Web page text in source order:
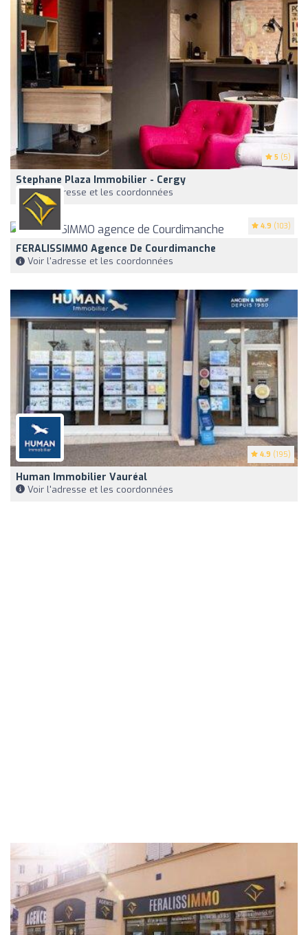
5 (5)
Stephane Plaza Immobilier - Cergy
Voir l'adresse et les coordonnées
4.9 (103)
FERALISSIMMO Agence De Courdimanche
Voir l'adresse et les coordonnées
4.9 (195)
Human Immobilier Vauréal
Voir l'adresse et les coordonnées